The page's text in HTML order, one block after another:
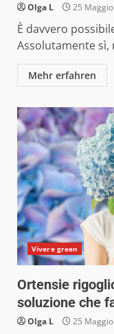
Olga L 25
È davvero
Assolutamente sì,
Mehr erfahren
Vivere green
Ortensie
soluzione che
Olga L 25